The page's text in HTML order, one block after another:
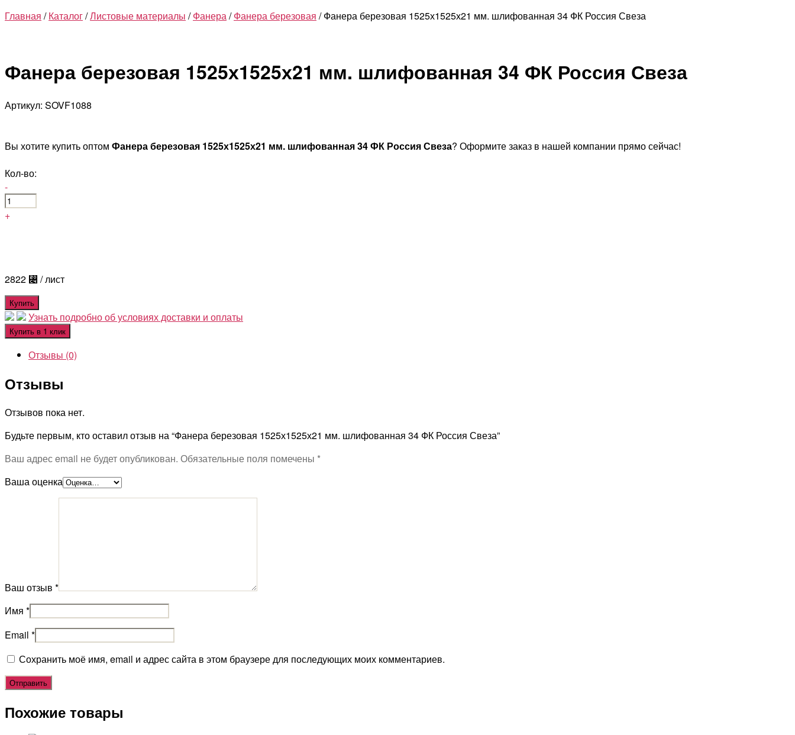
Главная /Каталог/Листовые материалы /Фанера/Фанера березовая / Фанера березовая 1525х1525х21 мм. шлифованная 34 ФК Россия Свеза
Фанера березовая 1525х1525х21 мм. шлифованная 34 ФК Россия Свеза
Артикул: SOVF1088
Вы хотите купить оптом Фанера березовая 1525х1525х21 мм. шлифованная 34 ФК Россия Свеза? Оформите заказ в нашей компании прямо сейчас!
Кол-во:
-
+
2822 ⃄ / лист
Купить
Узнать подробно об условиях доставки и оплаты
Купить в 1 клик
Отзывы (0)
Отзывы
Отзывов пока нет.
Будьте первым, кто оставил отзыв на “Фанера березовая 1525х1525х21 мм. шлифованная 34 ФК Россия Свеза”
Ваш адрес email не будет опубликован. Обязательные поля помечены *
Ваша оценка
Ваш отзыв *
Имя *
Email *
Сохранить моё имя, email и адрес сайта в этом браузере для последующих моих комментариев.
Похожие товары